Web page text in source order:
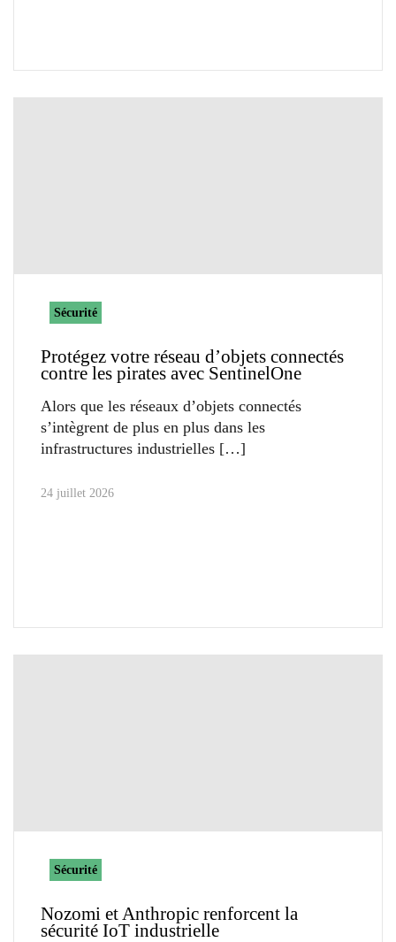
Sécurité
Protégez votre réseau d’objets connectés
contre les pirates avec SentinelOne
Alors que les réseaux d’objets connectés
s’intègrent de plus en plus dans les
infrastructures industrielles
24 juillet 2026
Sécurité
Nozomi et Anthropic renforcent la
sécurité IoT industrielle